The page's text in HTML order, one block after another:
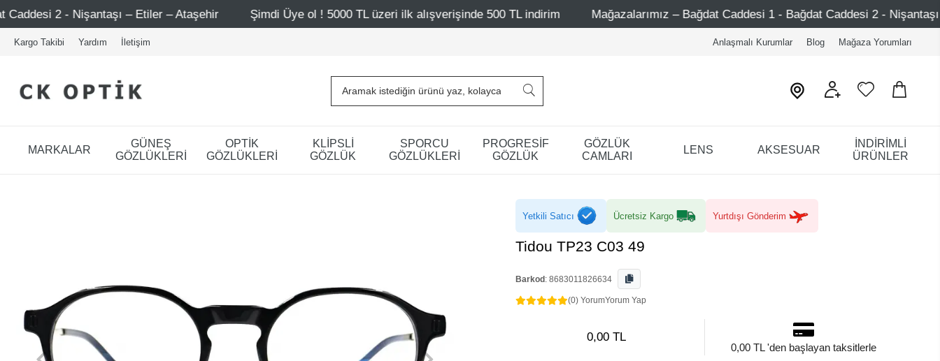
– Etiler – Ataşehir Şimdi Üye ol ! 5000 TL üzeri ilk alışverişinde 500 TL indirim Mağazalarımız – Bağdat Caddesi 1 - Bağdat Caddesi 2 - Nişantaşı – Etiler –
Kargo Takibi Yardım İletişim Anlaşmalı Kurumlar Blog Mağaza Yorumları
MARKALAR
GÜNEŞ
GÖZLÜKLERİ
OPTİK
GÖZLÜKLERİ
KLİPSLİ
GÖZLÜK
SPORCU
GÖZLÜKLERİ
PROGRESİF
GÖZLÜK
GÖZLÜK
CAMLARI
LENS AKSESUAR
İNDİRİMLİ
ÜRÜNLER
Yetkili Satıcı Ücretsiz Kargo Yurtdışı Gönderim
Tidou TP23 C03 49
Barkod : 8683011826634
(0) YorumYorum Yap
0,00 TL
0,00 TL 'den başlayan taksitlerle